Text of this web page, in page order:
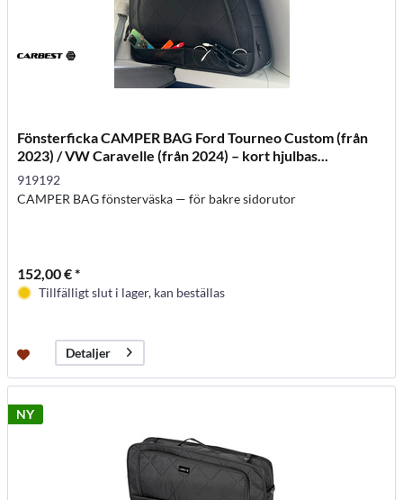
Fönsterficka CAMPER BAG Ford Tourneo Custom (från
2023) / VW Caravelle (från 2024) – kort hjulbas...
919192
CAMPER BAG fönsterväska — för bakre sidorutor
152,00 € *
Tillfälligt slut i lager, kan beställas
Detaljer
NY